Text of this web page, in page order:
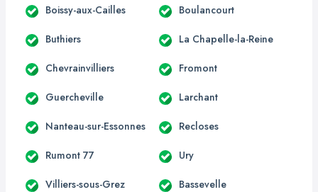
Boissy-aux-Cailles Boulancourt
Buthiers La Chapelle-la-Reine
Chevrainvilliers Fromont
Guercheville Larchant
Nanteau-sur-Essonnes Recloses
Rumont 77 Ury
Villiers-sous-Grez Bassevelle